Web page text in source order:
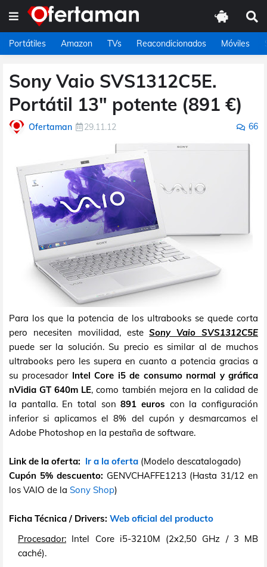
Portátiles Amazon TVs Reacondicionados Móviles
Sony Vaio SVS1312C5E.
Portátil 13" potente (891 €)
Ofertaman 29.11.12 66
Para los que la potencia de los ultrabooks se quede corta
pero necesiten movilidad, esteSony Vaio SVS1312C5E
puede ser la solución. Su precio es similar al de muchos
ultrabooks pero les supera en cuanto a potencia gracias a
su procesador Intel Core i5 de consumo normal y gráfica
nVidia GT 640m LE, como también mejora en la calidad de
la pantalla. En total son891 euros con la configuración
inferior si aplicamos el 8% del cupón y desmarcamos el
Adobe Photoshop en la pestaña de software.
Link de la oferta: Ir a la oferta (Modelo descatalogado)
Cupón 5% descuento: GENVCHAFFE1213 (Hasta 31/12 en
los VAIO de la Sony Shop)
Ficha Técnica / Drivers: Web oficial del producto
Procesador: Intel Core i5-3210M (2x2,50 GHz / 3 MB
caché).